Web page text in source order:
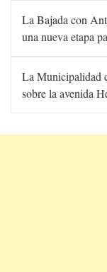
La Bajada con
una nueva etapa
La Municipalidad
sobre la avenida